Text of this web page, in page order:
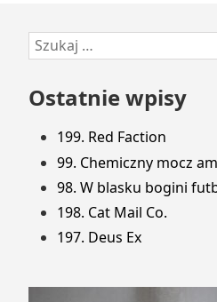
Przejdź
do
stopki
Szukaj:
Ostatnie wpisy
199. Red Faction
99. Chemiczny mocz
98. W blasku bogini
198. Cat Mail Co.
197. Deus Ex